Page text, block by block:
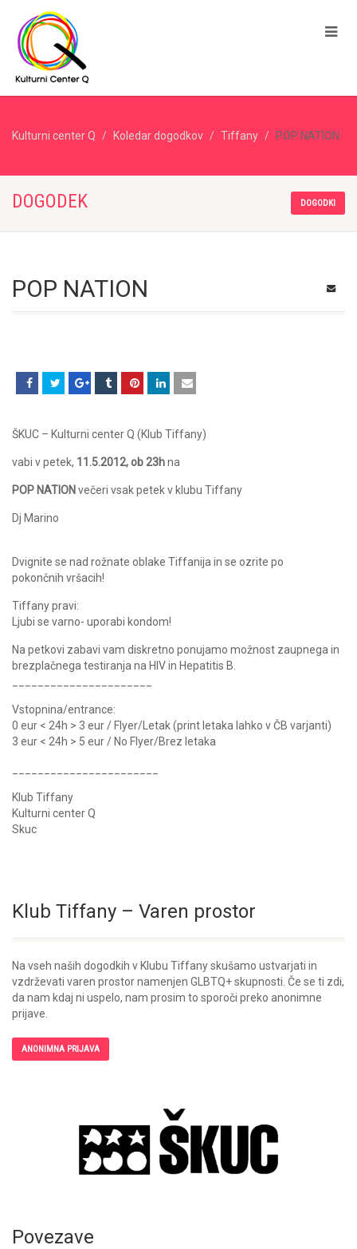
Kulturni center Q Koledar dogodkov Tiffany POP NATION
DOGODEK DOGODKI
POP NATION
ŠKUC – Kulturni center Q (Klub Tiffany)
vabi v petek, 11.5.2012, ob 23hna
POP NATION večeri vsak petek v klubu Tiffany
Dj Marino
Dvignite se nad rožnate oblake Tiffanija in se ozrite po
pokončnih vršacih!
Tiffany pravi:
Ljubi se varno- uporabi kondom!
Na petkovi zabavi vam diskretno ponujamo možnost zaupnega in
brezplačnega testiranja na HIV in Hepatitis B.
Vstopnina/entrance:
0 eur < 24h > 3 eur / Flyer/Letak (print letaka lahko v ČB varjanti)
3 eur < 24h > 5 eur / No Flyer/Brez letaka
Klub Tiffany
Kulturni center Q
Skuc
Klub Tiffany – Varen prostor
Na vseh naših dogodkih v Klubu Tiffany skušamo ustvarjati in
vzdrževati varen prostor namenjen GLBTQ+ skupnosti. Če se ti zdi,
da nam kdaj ni uspelo, nam prosim to sporoči preko anonimne
prijave.
ANONIMNA PRIJAVA
Povezave